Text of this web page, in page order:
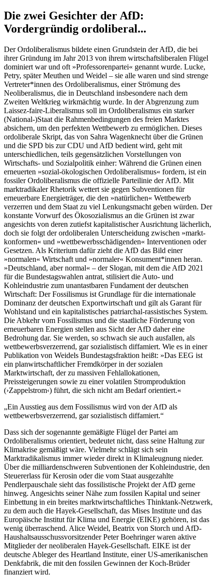
Die zwei Gesichter der AfD:
Vordergründig ordoliberal...
Der Ordoliberalismus bildete einen Grundstein der AfD, die bei
ihrer Gründung im Jahr 2013 von ihrem wirtschaftsliberalen Flügel
dominiert war und oft »Professorenpartei« genannt wurde. Lucke,
Petry, später Meuthen und Weidel – sie alle waren und sind strenge
Vertreter*innen des Ordoliberalismus, einer Strömung des
Neoliberalismus, die in Deutschland insbesondere nach dem
Zweiten Weltkrieg wirkmächtig wurde. In der Abgrenzung zum
Laissez-faire-Liberalismus soll im Ordoliberalismus ein starker
(National-)Staat die Rahmenbedingungen des freien Marktes
absichern, um den perfekten Wettbewerb zu ermöglichen. Dieses
ordoliberale Skript, das von Sahra Wagenknecht über die Grünen
und die SPD bis zur CDU und AfD bedient wird, geht mit
unterschiedlichen, teils gegensätzlichen Vorstellungen von
Wirtschafts- und Sozialpolitik einher: Während die Grünen einen
erneuerten »sozial-ökologischen Ordoliberalismus« fordern, ist ein
fossiler Ordoliberalismus die offizielle Parteilinie der AfD. Mit
marktradikaler Rhetorik wettert sie gegen Subventionen für
erneuerbare Energieträger, die den »natürlichen« Wettbewerb
verzerren und dem Staat zu viel Lenkungsmacht geben würden. Der
konstante Vorwurf des Ökosozialismus an die Grünen ist zwar
angesichts von deren zutiefst kapitalistischer Ausrichtung lächerlich,
doch sie folgt der ordoliberalen Unterscheidung zwischen »markt-
konformen« und »wettbewerbsschädigenden« Interventionen oder
Gesetzen. Als Kriterium dafür zieht die AfD das Bild einer
»normalen« Wirtschaft und »normaler« Konsument*innen heran.
»Deutschland, aber normal« – der Slogan, mit dem die AfD 2021
für die Bundestagswahlen antrat, stilisiert die Auto- und
Kohleindustrie zum unantastbaren Fundament der deutschen
Wirtschaft: Der Fossilismus ist Grundlage für die internationale
Dominanz der deutschen Exportwirtschaft und gilt als Garant für
Wohlstand und ein kapitalistisches patriarchal-rassistisches System.
Die Abkehr vom Fossilismus und die staatliche Förderung von
erneuerbaren Energien stellen aus Sicht der AfD daher eine
Bedrohung dar. Sie werden, so schwach sie auch ausfallen, als
wettbewerbsverzerrend, gar sozialistisch diffamiert. Wie es in einer
Publikation von Weidels Bundestagsfraktion heißt: »Das EEG ist
ein planwirtschaftlicher Fremdkörper in der sozialen
Marktwirtschaft, der zu massiven Fehlallokationen,
Preissteigerungen sowie zu einer volatilen Stromproduktion
(›Zappelstrom‹) führt, die sich nicht am Bedarf orientiert.«
Ein Ausstieg aus dem Fossilismus wird von der AfD als
wettbewerbsverzerrend, gar sozialistisch diffamiert.
Dass sich der sogenannte gemäßigte Flügel der Partei am
Ordoliberalismus orientiert, bedeutet nicht, dass seine Haltung zur
Klimakrise gemäßigt wäre. Vielmehr schlägt sich sein
Marktradikalismus immer wieder direkt in Klimaleugnung nieder.
Über die milliardenschweren Subventionen der Kohleindustrie, den
Steuererlass für Kerosin oder die vom Staat ausgezahlte
Pendlerpauschale sieht das fossilistische Projekt der AfD gerne
hinweg. Angesichts seiner Nähe zum fossilen Kapital und seiner
Einbettung in ein breites marktwirtschaftliches Thinktank-Netzwerk,
zu dem auch die Hayek-Gesellschaft, das Mises Institute und das
Europäische Institut für Klima und Energie (EIKE) gehören, ist das
wenig überraschend. Alice Weidel, Beatrix von Storch und AfD-
Haushaltsausschussvorsitzender Peter Boehringer waren aktive
Mitglieder der neoliberalen Hayek-Gesellschaft. EIKE ist der
deutsche Ableger des Heartland Institute, einer US-amerikanischen
Denkfabrik, die mit den fossilen Gewinnen der Koch-Brüder
finanziert wird.